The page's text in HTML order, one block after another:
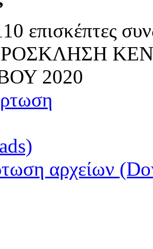
επισκέπτες
2020
αρχείων